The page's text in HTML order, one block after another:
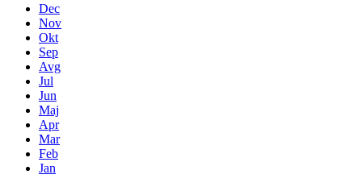
Dec
Nov
Okt
Sep
Avg
Jul
Jun
Maj
Apr
Mar
Feb
Jan